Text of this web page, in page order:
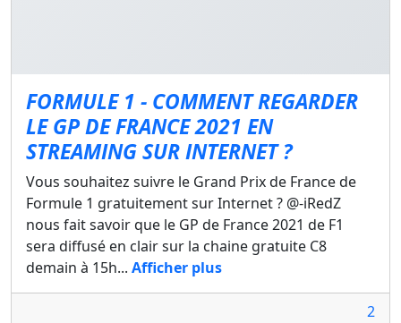
FORMULE 1 - COMMENT REGARDER
LE GP DE FRANCE 2021 EN
STREAMING SUR INTERNET ?
Vous souhaitez suivre le Grand Prix de France de
Formule 1 gratuitement sur Internet ? @-iRedZ
nous fait savoir que le GP de France 2021 de F1
sera diffusé en clair sur la chaine gratuite C8
demain à 15h... Afficher plus
2